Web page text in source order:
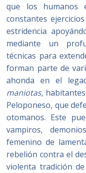
que los humanos
constantes
estridencia
mediante un
técnicas para
forman parte de
ahonda en el
maniotas,
Peloponeso, que
otomanos. Este
vampiros,
femenino de
rebelión contra el
violenta tradición